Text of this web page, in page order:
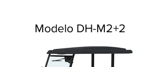
Modelo DH-M2+2